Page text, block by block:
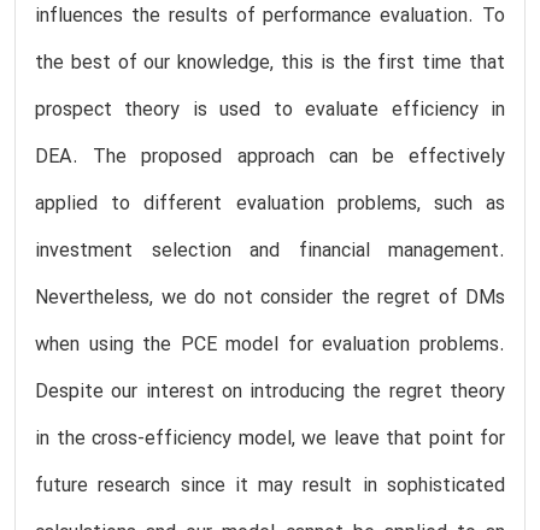
influences the results of performance evaluation. To
the best of our knowledge, this is the first time that
prospect theory is used to evaluate efficiency in
DEA. The proposed approach can be effectively
applied to different evaluation problems, such as
investment selection and financial management.
Nevertheless, we do not consider the regret of DMs
when using the PCE model for evaluation problems.
Despite our interest on introducing the regret theory
in the cross-efficiency model, we leave that point for
future research since it may result in sophisticated